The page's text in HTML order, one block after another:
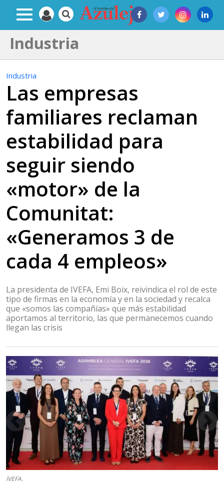
Industria
Industria
Las empresas
familiares reclaman
estabilidad para
seguir siendo
«motor» de la
Comunitat:
«Generamos 3 de
cada 4 empleos»
La presidenta de IVEFA, Emi Boix, reivindica el rol de este
tipo de firmas en la economía y en la sociedad y recalca
que «somos las compañías» que más estabilidad
aportamos al territorio, las que permanecemos cuando
llegan las crisis
IVEFA.